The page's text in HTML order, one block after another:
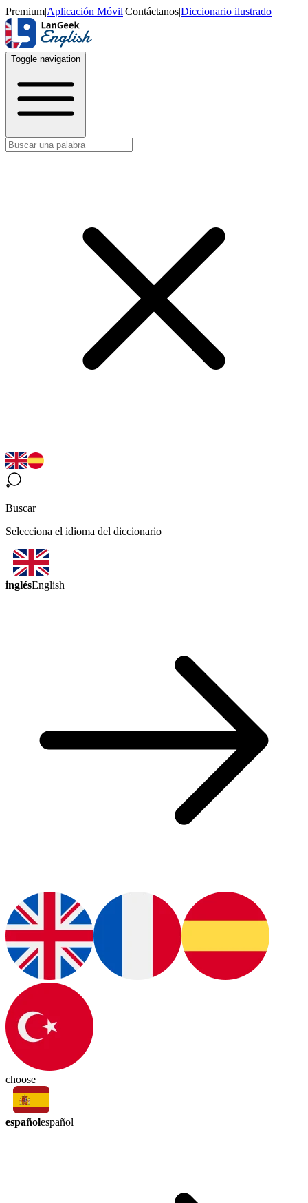
Premium|Aplicación Móvil|Contáctanos|Diccionario ilustrado
Toggle navigation
Buscar
Selecciona el idioma del diccionario
inglésEnglish
choose
españolespañol